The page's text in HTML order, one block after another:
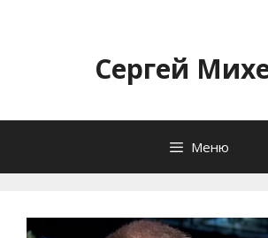
содержимомуСергей
Меню